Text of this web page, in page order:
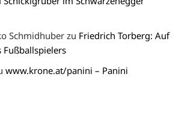
Schmidhuber zu Friedrich Torberg: Auf
Fußballspielers
www.krone.at/panini – Panini